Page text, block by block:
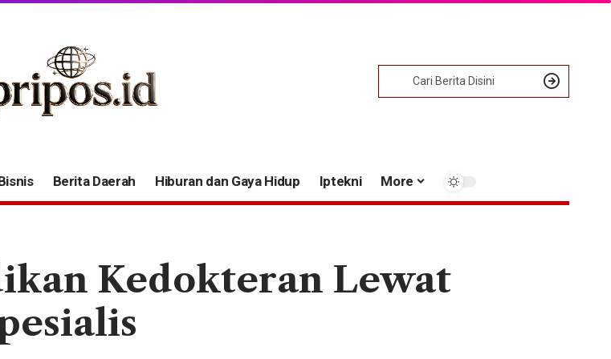
Berita Daerah Hiburan dan Gaya Hidup Iptekni More
Kedokteran Lewat